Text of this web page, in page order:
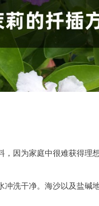
因为家庭中很难获得理
洗干净。海沙以及盐碱